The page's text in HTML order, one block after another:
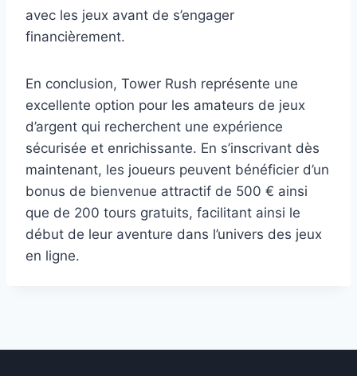
avec les jeux avant de s’engager
financièrement.
En conclusion, Tower Rush représente une
excellente option pour les amateurs de jeux
d’argent qui recherchent une expérience
sécurisée et enrichissante. En s’inscrivant dès
maintenant, les joueurs peuvent bénéficier d’un
bonus de bienvenue attractif de 500 € ainsi
que de 200 tours gratuits, facilitant ainsi le
début de leur aventure dans l’univers des jeux
en ligne.